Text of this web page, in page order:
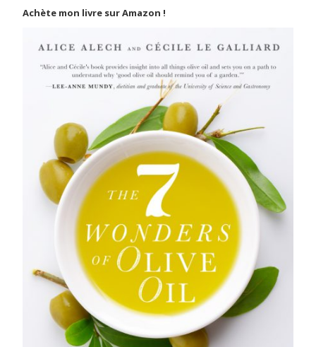
Achète mon livre sur Amazon !